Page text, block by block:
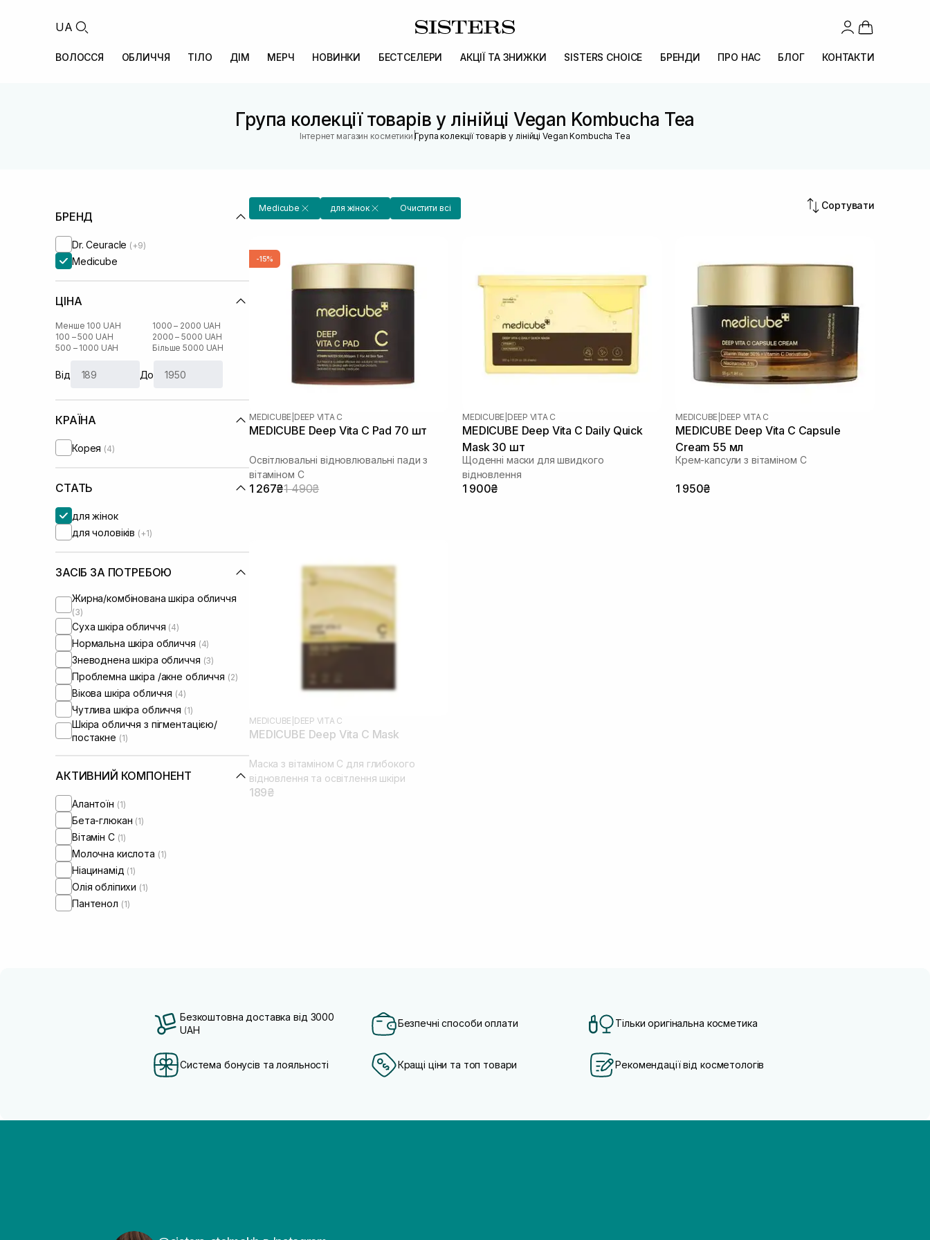
UA
ВОЛОССЯ ОБЛИЧЧЯ ТІЛО ДІМ МЕРЧ НОВИНКИ БЕСТСЕЛЕРИ АКЦІЇ ТА ЗНИЖКИ SISTERS CHOICE БРЕНДИ ПРО НАС БЛОГ КОНТАКТИ
Група колекції товарів у лінійці Vegan Kombucha Tea
Інтернет магазин косметики |Група колекції товарів у лінійці Vegan Kombucha Tea
БРЕНД
Dr. Ceuracle (+9)
Medicube
ЦІНА
Менше 100 UAH
100 – 500 UAH
500 – 1000 UAH
1000 – 2000 UAH
2000 – 5000 UAH
Більше 5000 UAH
Від До
КРАЇНА
Корея (4)
СТАТЬ
для жінок
для чоловіків (+1)
ЗАСІБ ЗА ПОТРЕБОЮ
Жирна/комбінована шкіра обличчя
(3)
Суха шкіра обличчя (4)
Нормальна шкіра обличчя (4)
Зневоднена шкіра обличчя (3)
Проблемна шкіра /акне обличчя (2)
Вікова шкіра обличчя (4)
Чутлива шкіра обличчя (1)
Шкіра обличчя з пігментацією/
постакне (1)
АКТИВНИЙ КОМПОНЕНТ
Алантоїн (1)
Бета-глюкан (1)
Вітамін C (1)
Молочна кислота (1)
Ніацинамід (1)
Олія обліпихи (1)
Пантенол (1)
Medicube для жінок Очистити всі Сортувати
-15%
MEDICUBE DEEP VITA C
MEDICUBE Deep Vita C Pad 70 шт
Освітлювальні відновлювальні пади з
вітаміном C
1 267₴1 490₴
MEDICUBE DEEP VITA C
MEDICUBE Deep Vita C Daily Quick
Mask 30 шт
Щоденні маски для швидкого
відновлення
1 900₴
MEDICUBE DEEP VITA C
MEDICUBE Deep Vita C Capsule
Cream 55 мл
Крем-капсули з вітаміном С
1 950₴
MEDICUBE DEEP VITA C
MEDICUBE Deep Vita C Mask
Маска з вітаміном С для глибокого
відновлення та освітлення шкіри
189₴
Безкоштовна доставка від 3000
UAH
Безпечні способи оплати Тільки оригінальна косметика
Система бонусів та лояльності Кращі ціни та топ товари Рекомендації від косметологів